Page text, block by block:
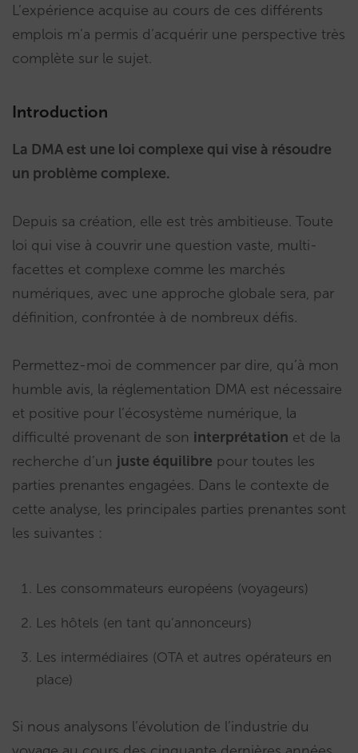
L’expérience acquise au cours de ces différents
emplois m’a permis d’acquérir une perspective très
complète sur le sujet.
Introduction
La DMA est une loi complexe qui vise à résoudre
un problème complexe.
Depuis sa création, elle est très ambitieuse. Toute
loi qui vise à couvrir une question vaste, multi-
facettes et complexe comme les marchés
numériques, avec une approche globale sera, par
définition, confrontée à de nombreux défis.
Permettez-moi de commencer par dire, qu’à mon
humble avis, la réglementation DMA est nécessaire
et positive pour l’écosystème numérique, la
difficulté provenant de son interprétation et de la
recherche d’un juste équilibre pour toutes les
parties prenantes engagées. Dans le contexte de
cette analyse, les principales parties prenantes sont
les suivantes :
Les consommateurs européens (voyageurs)
Les hôtels (en tant qu’annonceurs)
Les intermédiaires (OTA et autres opérateurs en
place)
Si nous analysons l’évolution de l’industrie du